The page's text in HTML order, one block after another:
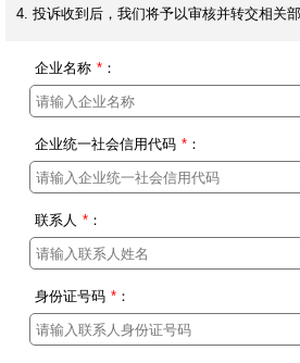
4. 投诉收到后，我们将予以审核并转交相关部
企业名称 *：
企业统一社会信用代码 *：
联系人 *：
身份证号码 *：